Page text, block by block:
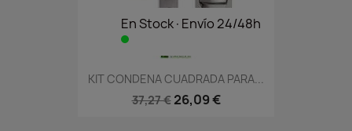
En Stock·Envío 24/48h
KIT CONDENA CUADRADA PARA...
37,27 € 26,09 €